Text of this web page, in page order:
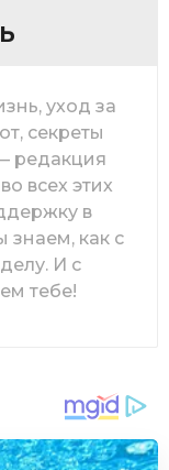
уход за
секреты
редакция
всех этих
в
как с
И с
тебе!